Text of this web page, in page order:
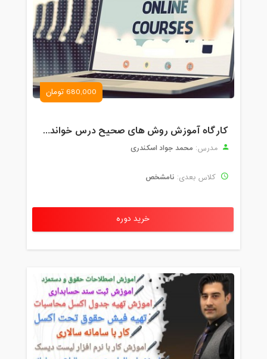
680,000 تومان
کارگاه آموزش روش های صحیح درس خواندن همراه با یادگیری بدون فراموشی
مدرس: محمد جواد اسکندری
کلاس بعدی: نامشخص
خرید دوره